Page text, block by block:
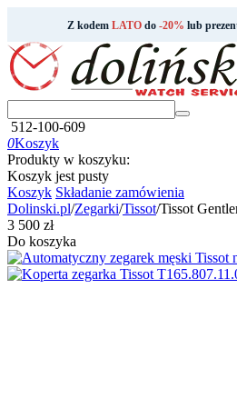
Z kodem LATOdo -20% lub
512-100-609
0Koszyk
Produkty w koszyku:
Koszyk jest pusty
Koszyk Składanie zamówienia
Dolinski.pl/Zegarki/Tissot/Tissot
‍3 500‍ zł
Do koszyka